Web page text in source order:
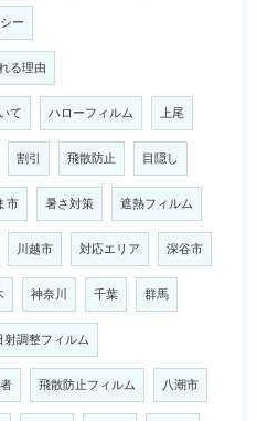
ー
る理由
て ハローフィルム 上尾
割引 飛散防止 目隠し
市 暑さ対策 遮熱フィルム
川越市 対応エリア 深谷市
神奈川 千葉 群馬
射調整フィルム
飛散防止フィルム 八潮市